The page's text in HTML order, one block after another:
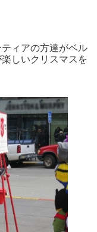
ィアの方達がベル
しいクリスマスを